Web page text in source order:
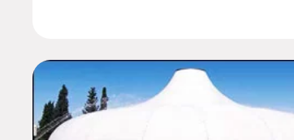
caiu há quase dois mil anos. Desde
que jejuamos e nos lamentamos em tal
Nesses tempos difíceis, em que a
meio da união e do amor entre os